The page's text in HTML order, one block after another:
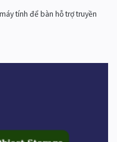
tính để bàn hỗ trợ truyền